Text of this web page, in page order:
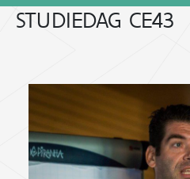
STUDIEDAG CE43